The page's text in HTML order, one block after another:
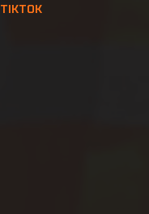
TIKTOK